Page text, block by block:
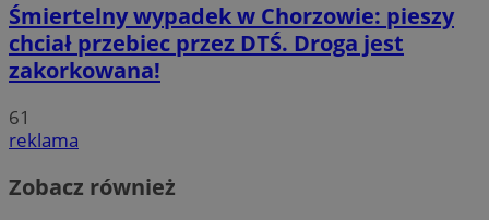
Śmiertelny wypadek w Chorzowie: pieszy
chciał przebiec przez DTŚ. Droga jest
zakorkowana!
61
reklama
Zobacz również